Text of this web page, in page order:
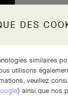
DES
similaires
utilisons
veuillez
) ainsi que nos